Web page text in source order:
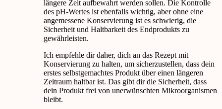
längere Zeit aufbewahrt werden sollen. Die Kontrolle
des pH-Wertes ist ebenfalls wichtig, aber ohne eine
angemessene Konservierung ist es schwierig, die
Sicherheit und Haltbarkeit des Endprodukts zu
gewährleisten.
Ich empfehle dir daher, dich an das Rezept mit
Konservierung zu halten, um sicherzustellen, dass dein
erstes selbstgemachtes Produkt über einen längeren
Zeitraum haltbar ist. Das gibt dir die Sicherheit, dass
dein Produkt frei von unerwünschten Mikroorganismen
bleibt.